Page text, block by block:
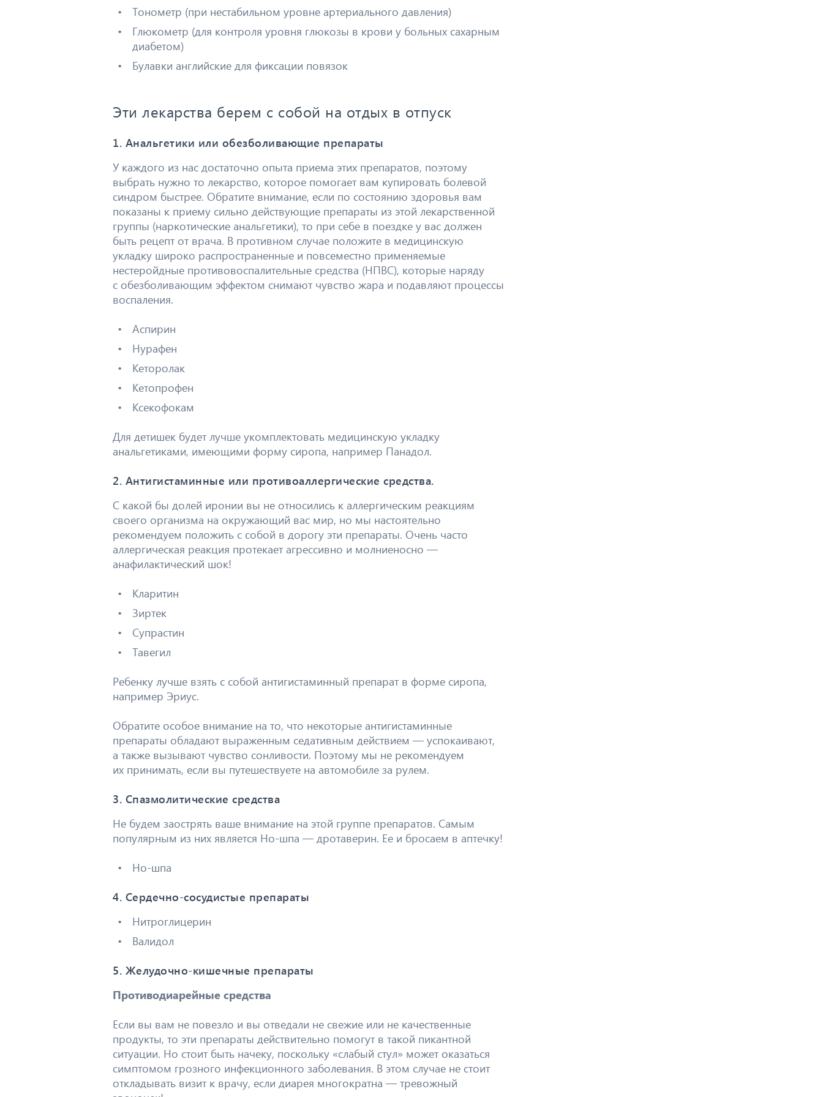
Тонометр (при нестабильном уровне артериального давления)
Глюкометр (для контроля уровня глюкозы в крови у больных сахарным
диабетом)
Булавки английские для фиксации повязок
Эти лекарства берем с собой на отдых в отпуск
1. Анальгетики или обезболивающие препараты
У каждого из нас достаточно опыта приема этих препаратов, поэтому
выбрать нужно то лекарство, которое помогает вам купировать болевой
синдром быстрее. Обратите внимание, если по состоянию здоровья вам
показаны к приему сильно действующие препараты из этой лекарственной
группы (наркотические анальгетики), то при себе в поездке у вас должен
быть рецепт от врача. В противном случае положите в медицинскую
укладку широко распространенные и повсеместно применяемые
нестеройдные противовоспалительные средства (НПВС), которые наряду
с обезболивающим эффектом снимают чувство жара и подавляют процессы
воспаления.
Аспирин
Нурафен
Кеторолак
Кетопрофен
Ксекофокам
Для детишек будет лучше укомплектовать медицинскую укладку
анальгетиками, имеющими форму сиропа, например Панадол.
2. Антигистаминные или противоаллергические средства.
С какой бы долей иронии вы не относились к аллергическим реакциям
своего организма на окружающий вас мир, но мы настоятельно
рекомендуем положить с собой в дорогу эти препараты. Очень часто
аллергическая реакция протекает агрессивно и молниеносно —
анафилактический шок!
Кларитин
Зиртек
Супрастин
Тавегил
Ребенку лучше взять с собой антигистаминный препарат в форме сиропа,
например Эриус.
Обратите особое внимание на то, что некоторые антигистаминные
препараты обладают выраженным седативным действием — успокаивают,
а также вызывают чувство сонливости. Поэтому мы не рекомендуем
их принимать, если вы путешествуете на автомобиле за рулем.
3. Спазмолитические средства
Не будем заострять ваше внимание на этой группе препаратов. Самым
популярным из них является Но-шпа — дротаверин. Ее и бросаем в аптечку!
Но-шпа
4. Сердечно-сосудистые препараты
Нитроглицерин
Валидол
5. Желудочно-кишечные препараты
Противодиарейные средства
Если вы вам не повезло и вы отведали не свежие или не качественные
продукты, то эти препараты действительно помогут в такой пикантной
ситуации. Но стоит быть начеку, поскольку «слабый стул» может оказаться
симптомом грозного инфекционного заболевания. В этом случае не стоит
откладывать визит к врачу, если диарея многократна — тревожный